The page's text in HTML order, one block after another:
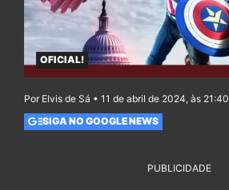
OFICIAL!
Por Elvis de Sá • 11 de abril de 2024, às 21:40
SIGA NO GOOGLE NEWS
PUBLICIDADE